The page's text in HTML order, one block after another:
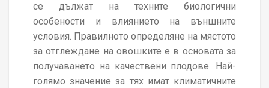
се дължат на техните биологични
особености и влиянието на външните
условия. Правилното определяне на мястото
за отглеждане на овошките е в основата за
получаването на качествени плодове. Най-
голямо значение за тях имат климатичните